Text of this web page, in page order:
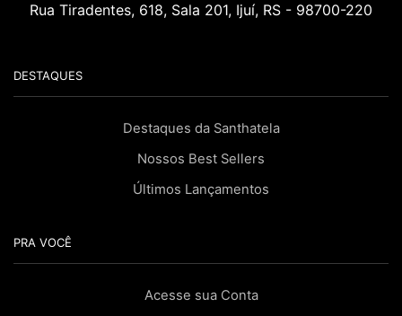
Rua Tiradentes, 618, Sala 201, Ijuí, RS - 98700-220
DESTAQUES
Destaques da Santhatela
Nossos Best Sellers
Últimos Lançamentos
PRA VOCÊ
Acesse sua Conta